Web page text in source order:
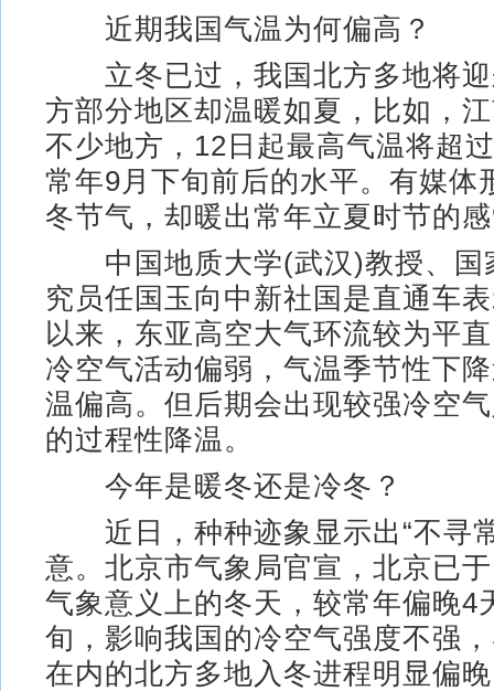
近期我国气温为何偏高？
立冬已过，我国北方多地将迎
方部分地区却温暖如夏，比如，
不少地方，12日起最高气温将超
常年9月下旬前后的水平。有媒体
冬节气，却暖出常年立夏时节的
中国地质大学(武汉)教授、国
究员任国玉向中新社国是直通车
以来，东亚高空大气环流较为平
冷空气活动偏弱，气温季节性下
温偏高。但后期会出现较强冷空
的过程性降温。
今年是暖冬还是冷冬？
近日，种种迹象显示出“不寻
意。北京市气象局官宣，北京已
气象意义上的冬天，较常年偏晚4
旬，影响我国的冷空气强度不强
在内的北方多地入冬进程明显偏